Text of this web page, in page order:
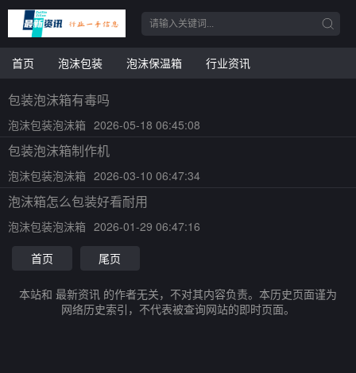
首页 泡沫包装 泡沫保温箱 行业资讯
包装泡沫箱有毒吗
泡沫包装泡沫箱 2026-05-18 06:45:08
包装泡沫箱制作机
泡沫包装泡沫箱 2026-03-10 06:47:34
泡沫箱怎么包装好看耐用
泡沫包装泡沫箱 2026-01-29 06:47:16
首页
尾页
本站和 最新资讯 的作者无关，不对其内容负责。本历史页面谨为
网络历史索引，不代表被查询网站的即时页面。